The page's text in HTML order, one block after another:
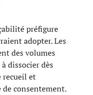
préfigure
adopter. Les
des volumes
dissocier dès
recueil et
de consentement.